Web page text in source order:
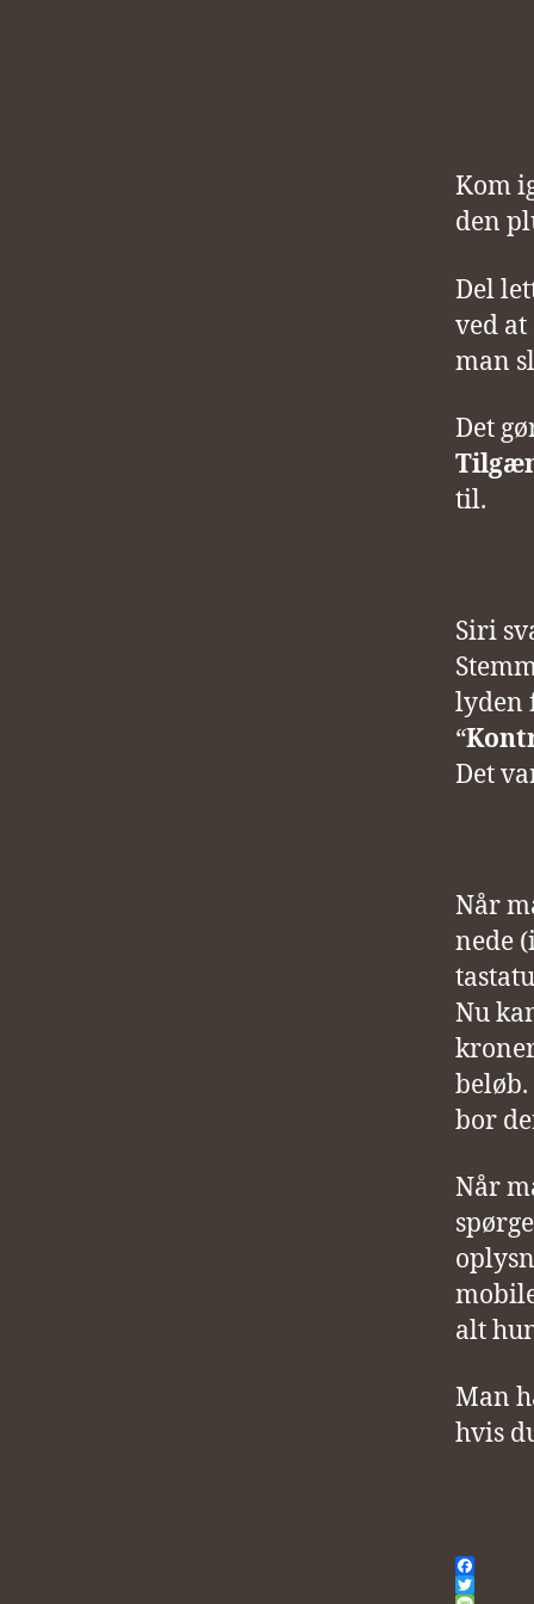
Kom
den
Del
ved
man
Det
til.
Siri
lyden
“
Det
Når
nede
Nu
bor
Når
alt
Man
hvis
F